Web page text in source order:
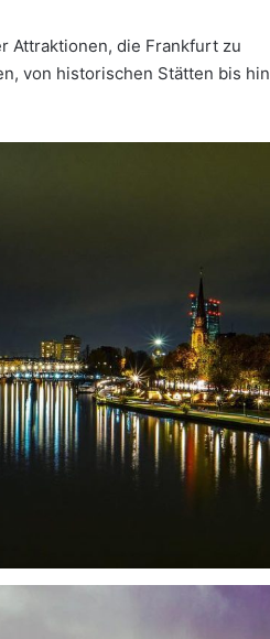
Attraktionen, die Frankfurt zu
von historischen Stätten bis hin